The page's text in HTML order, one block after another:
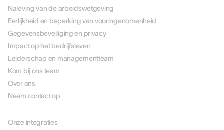
Naleving van de arbeidswetgeving
Eerlijkheid en beperking van vooringenomenheid
Gegevensbeveiliging en privacy
Impact op het bedrijfsleven
Leiderschap en managementteam
Kom bij ons team
Over ons
Neem contact op
Onze integraties